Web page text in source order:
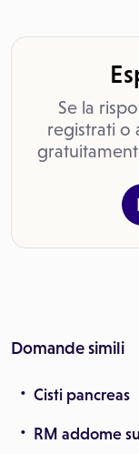
Se la
registrati o
Domande simili
Cisti pancreas
RM addome